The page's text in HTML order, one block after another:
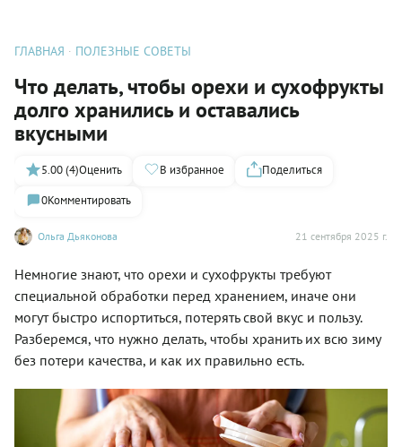
ГЛАВНАЯ ПОЛЕЗНЫЕ СОВЕТЫ
Что делать, чтобы орехи и сухофрукты
долго хранились и оставались
вкусными
Ольга Дьяконова 21 сентября 2025 г.
5.00 (4)Оценить В избранное
Поделиться
0Комментировать
Немногие знают, что орехи и сухофрукты требуют
специальной обработки перед хранением, иначе они
могут быстро испортиться, потерять свой вкус и пользу.
Разберемся, что нужно делать, чтобы хранить их всю зиму
без потери качества, и как их правильно есть.